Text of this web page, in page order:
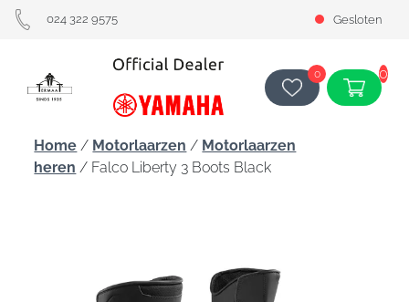
024 322 9575 Gesloten
0 0
Home / Motorlaarzen / Motorlaarzen
heren / Falco Liberty 3 Boots Black